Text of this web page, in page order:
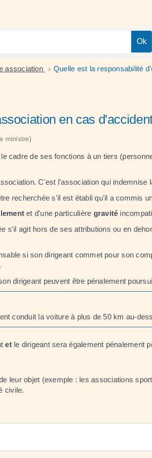
association > Quelle est la responsabilité
en cas
ministre)
cadre de ses fonctions à un tiers
C'est l'association qui indemnise
recherchée s'il est établi qu'il a commis
et d'une particulière gravité
s'il agit hors de ses attributions ou en
si son dirigeant commet pour son
dirigeant peuvent être pénalement
conduit la voiture à plus de 50 km au-
etle dirigeant sera également pénalement
leur objet (exemple : les associations
civile.